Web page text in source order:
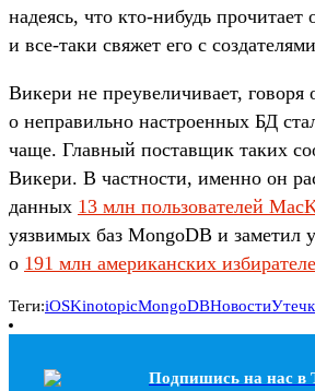
надеясь, что кто-нибудь прочитает
и все-таки свяжет его с
Викери не преувеличивает, говоря
о неправильно настроенных БД
чаще. Главный поставщик таких
Викери. В частности, именно он
данных 13 млн пользователей
уязвимых баз MongoDB и заметил
о 191 млн американских
Теги:iOSKinotopicMongoDBНовости
Подпишись на наc в